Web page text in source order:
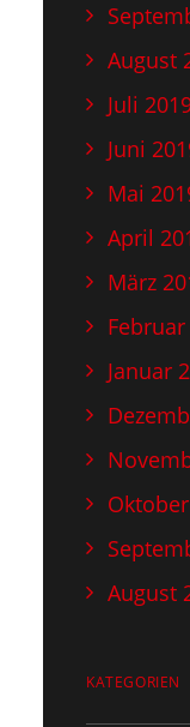
August
Juli
Juni
Mai
April
März
Januar
August
KATEGORIEN